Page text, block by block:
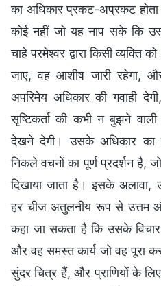
का अधिकार प्रकट-अप्रकट
कोई नहीं जो यह नाप सके कि
चाहे परमेश्वर द्वारा किसी व्यक्ति
जाए, वह आशीष जारी रहेगा,
अपरिमेय अधिकार की गवाही
सृष्टिकर्ता की कभी न बुझने
देखने देगी। उसके अधिकार का
निकले वचनों का पूर्ण प्रदर्शन है,
दिखाया जाता है। इसके अलावा,
हर चीज अतुलनीय रूप से उत्तम और
कहा जा सकता है कि उसके
और वह समस्त कार्य जो वह पूरा
सुंदर चित्र हैं, और प्राणियों के